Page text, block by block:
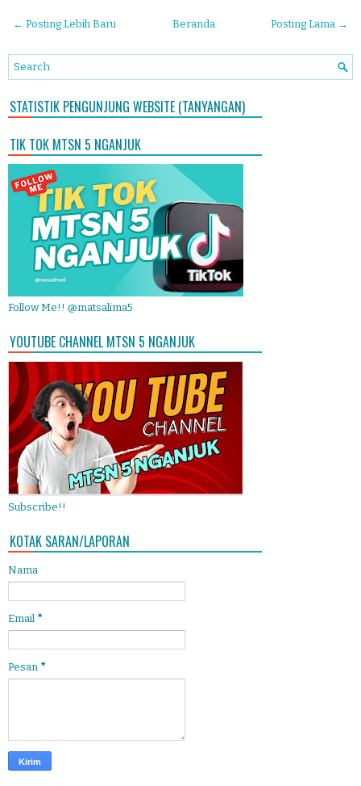
← Posting Lebih Baru Posting Lama →
Beranda
STATISTIK PENGUNJUNG WEBSITE (TANYANGAN)
TIK TOK MTSN 5 NGANJUK
Follow Me!! @matsalima5
YOUTUBE CHANNEL MTSN 5 NGANJUK
Subscribe!!
KOTAK SARAN/LAPORAN
Nama
Email *
Pesan *